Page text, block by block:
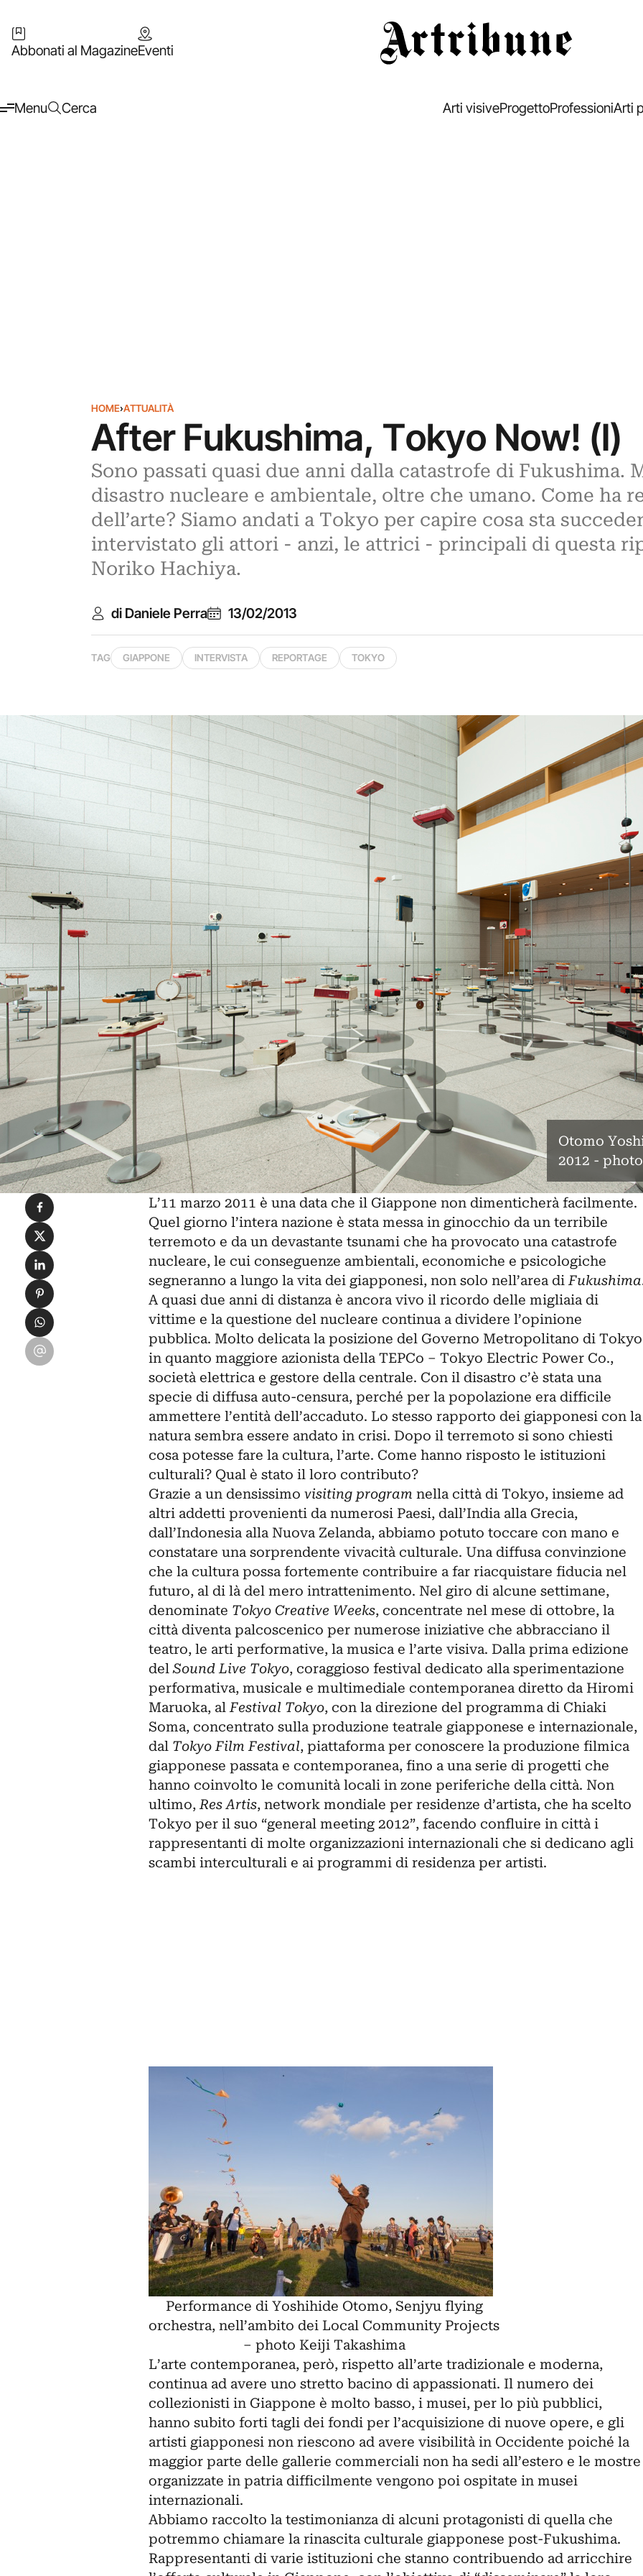
Abbonati al MagazineEventi
Menu Cerca Arti visiveProgettoProfessioniArti
HOME›ATTUALITÀ
After Fukushima, Tokyo Now! (I)
Sono passati quasi due anni dalla catastrofe di Fukushima.
disastro nucleare e ambientale, oltre che umano. Come ha
dell’arte? Siamo andati a Tokyo per capire cosa sta
intervistato gli attori - anzi, le attrici - principali di questa
Noriko Hachiya.
di Daniele Perra 13/02/2013
TAG GIAPPONE INTERVISTA REPORTAGE TOKYO
Otomo
2012 -
L’11 marzo 2011 è una data che il Giappone non dimenticherà facilmente.
Quel giorno l’intera nazione è stata messa in ginocchio da un terribile
terremoto e da un devastante tsunami che ha provocato una catastrofe
nucleare, le cui conseguenze ambientali, economiche e psicologiche
segneranno a lungo la vita dei giapponesi, non solo nell’area diFukushima
A quasi due anni di distanza è ancora vivo il ricordo delle migliaia di
vittime e la questione del nucleare continua a dividere l’opinione
pubblica. Molto delicata la posizione del Governo Metropolitano di Tokyo
in quanto maggiore azionista della TEPCo – Tokyo Electric Power Co.,
società elettrica e gestore della centrale. Con il disastro c’è stata una
specie di diffusa auto-censura, perché per la popolazione era difficile
ammettere l’entità dell’accaduto. Lo stesso rapporto dei giapponesi con la
natura sembra essere andato in crisi. Dopo il terremoto si sono chiesti
cosa potesse fare la cultura, l’arte. Come hanno risposto le istituzioni
culturali? Qual è stato il loro contributo?
Grazie a un densissimo visiting program nella città di Tokyo, insieme ad
altri addetti provenienti da numerosi Paesi, dall’India alla Grecia,
dall’Indonesia alla Nuova Zelanda, abbiamo potuto toccare con mano e
constatare una sorprendente vivacità culturale. Una diffusa convinzione
che la cultura possa fortemente contribuire a far riacquistare fiducia nel
futuro, al di là del mero intrattenimento. Nel giro di alcune settimane,
denominate Tokyo Creative Weeks, concentrate nel mese di ottobre, la
città diventa palcoscenico per numerose iniziative che abbracciano il
teatro, le arti performative, la musica e l’arte visiva. Dalla prima edizione
delSound Live Tokyo, coraggioso festival dedicato alla sperimentazione
performativa, musicale e multimediale contemporanea diretto da Hiromi
Maruoka, alFestival Tokyo, con la direzione del programma di Chiaki
Soma, concentrato sulla produzione teatrale giapponese e internazionale,
dal Tokyo Film Festival, piattaforma per conoscere la produzione filmica
giapponese passata e contemporanea, fino a una serie di progetti che
hanno coinvolto le comunità locali in zone periferiche della città. Non
ultimo,Res Artis, network mondiale per residenze d’artista, che ha scelto
Tokyo per il suo “general meeting 2012”, facendo confluire in città i
rappresentanti di molte organizzazioni internazionali che si dedicano agli
scambi interculturali e ai programmi di residenza per artisti.
Performance di Yoshihide Otomo, Senjyu flying
orchestra, nell’ambito dei Local Community Projects
– photo Keiji Takashima
L’arte contemporanea, però, rispetto all’arte tradizionale e moderna,
continua ad avere uno stretto bacino di appassionati. Il numero dei
collezionisti in Giappone è molto basso, i musei, per lo più pubblici,
hanno subito forti tagli dei fondi per l’acquisizione di nuove opere, e gli
artisti giapponesi non riescono ad avere visibilità in Occidente poiché la
maggior parte delle gallerie commerciali non ha sedi all’estero e le mostre
organizzate in patria difficilmente vengono poi ospitate in musei
internazionali.
Abbiamo raccolto la testimonianza di alcuni protagonisti di quella che
potremmo chiamare la rinascita culturale giapponese post-Fukushima.
Rappresentanti di varie istituzioni che stanno contribuendo ad arricchire
Condividi su Facebook
Condividi su X
Condividi su LinkedIn
Condividi su Pinterest
Condividi su WhatsApp
Condividi su Email